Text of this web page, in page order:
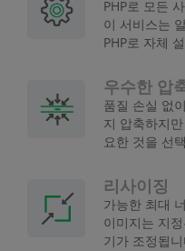
PHP로 모든
이 서비스는
PHP로 자체
우수한 압
품질 손실 없
지 압축하지
요한 것을 선
리사이징
가능한 최대
이미지는 지
기가 조정됩